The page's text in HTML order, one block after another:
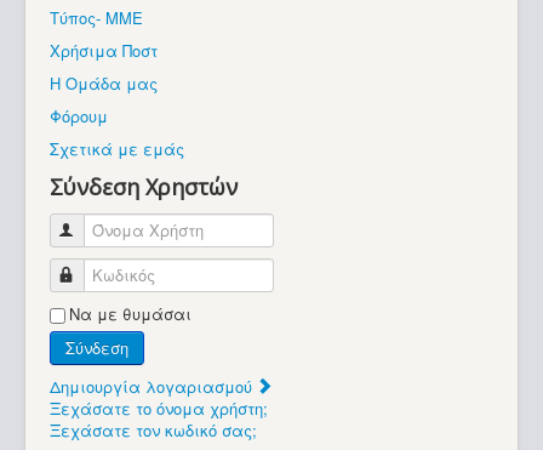
Βρίσκεστε εδώ:
Τύπος- ΜΜΕ
Χρήσιμα Ποστ
Η Ομάδα μας
Φόρουμ
Σχετικά με εμάς
Σύνδεση Χρηστών
Όνομα Χρήστη
Κωδικός
Να με θυμάσαι
Σύνδεση
Δημιουργία λογαριασμού
Ξεχάσατε το όνομα χρήστη;
Ξεχάσατε τον κωδικό σας;